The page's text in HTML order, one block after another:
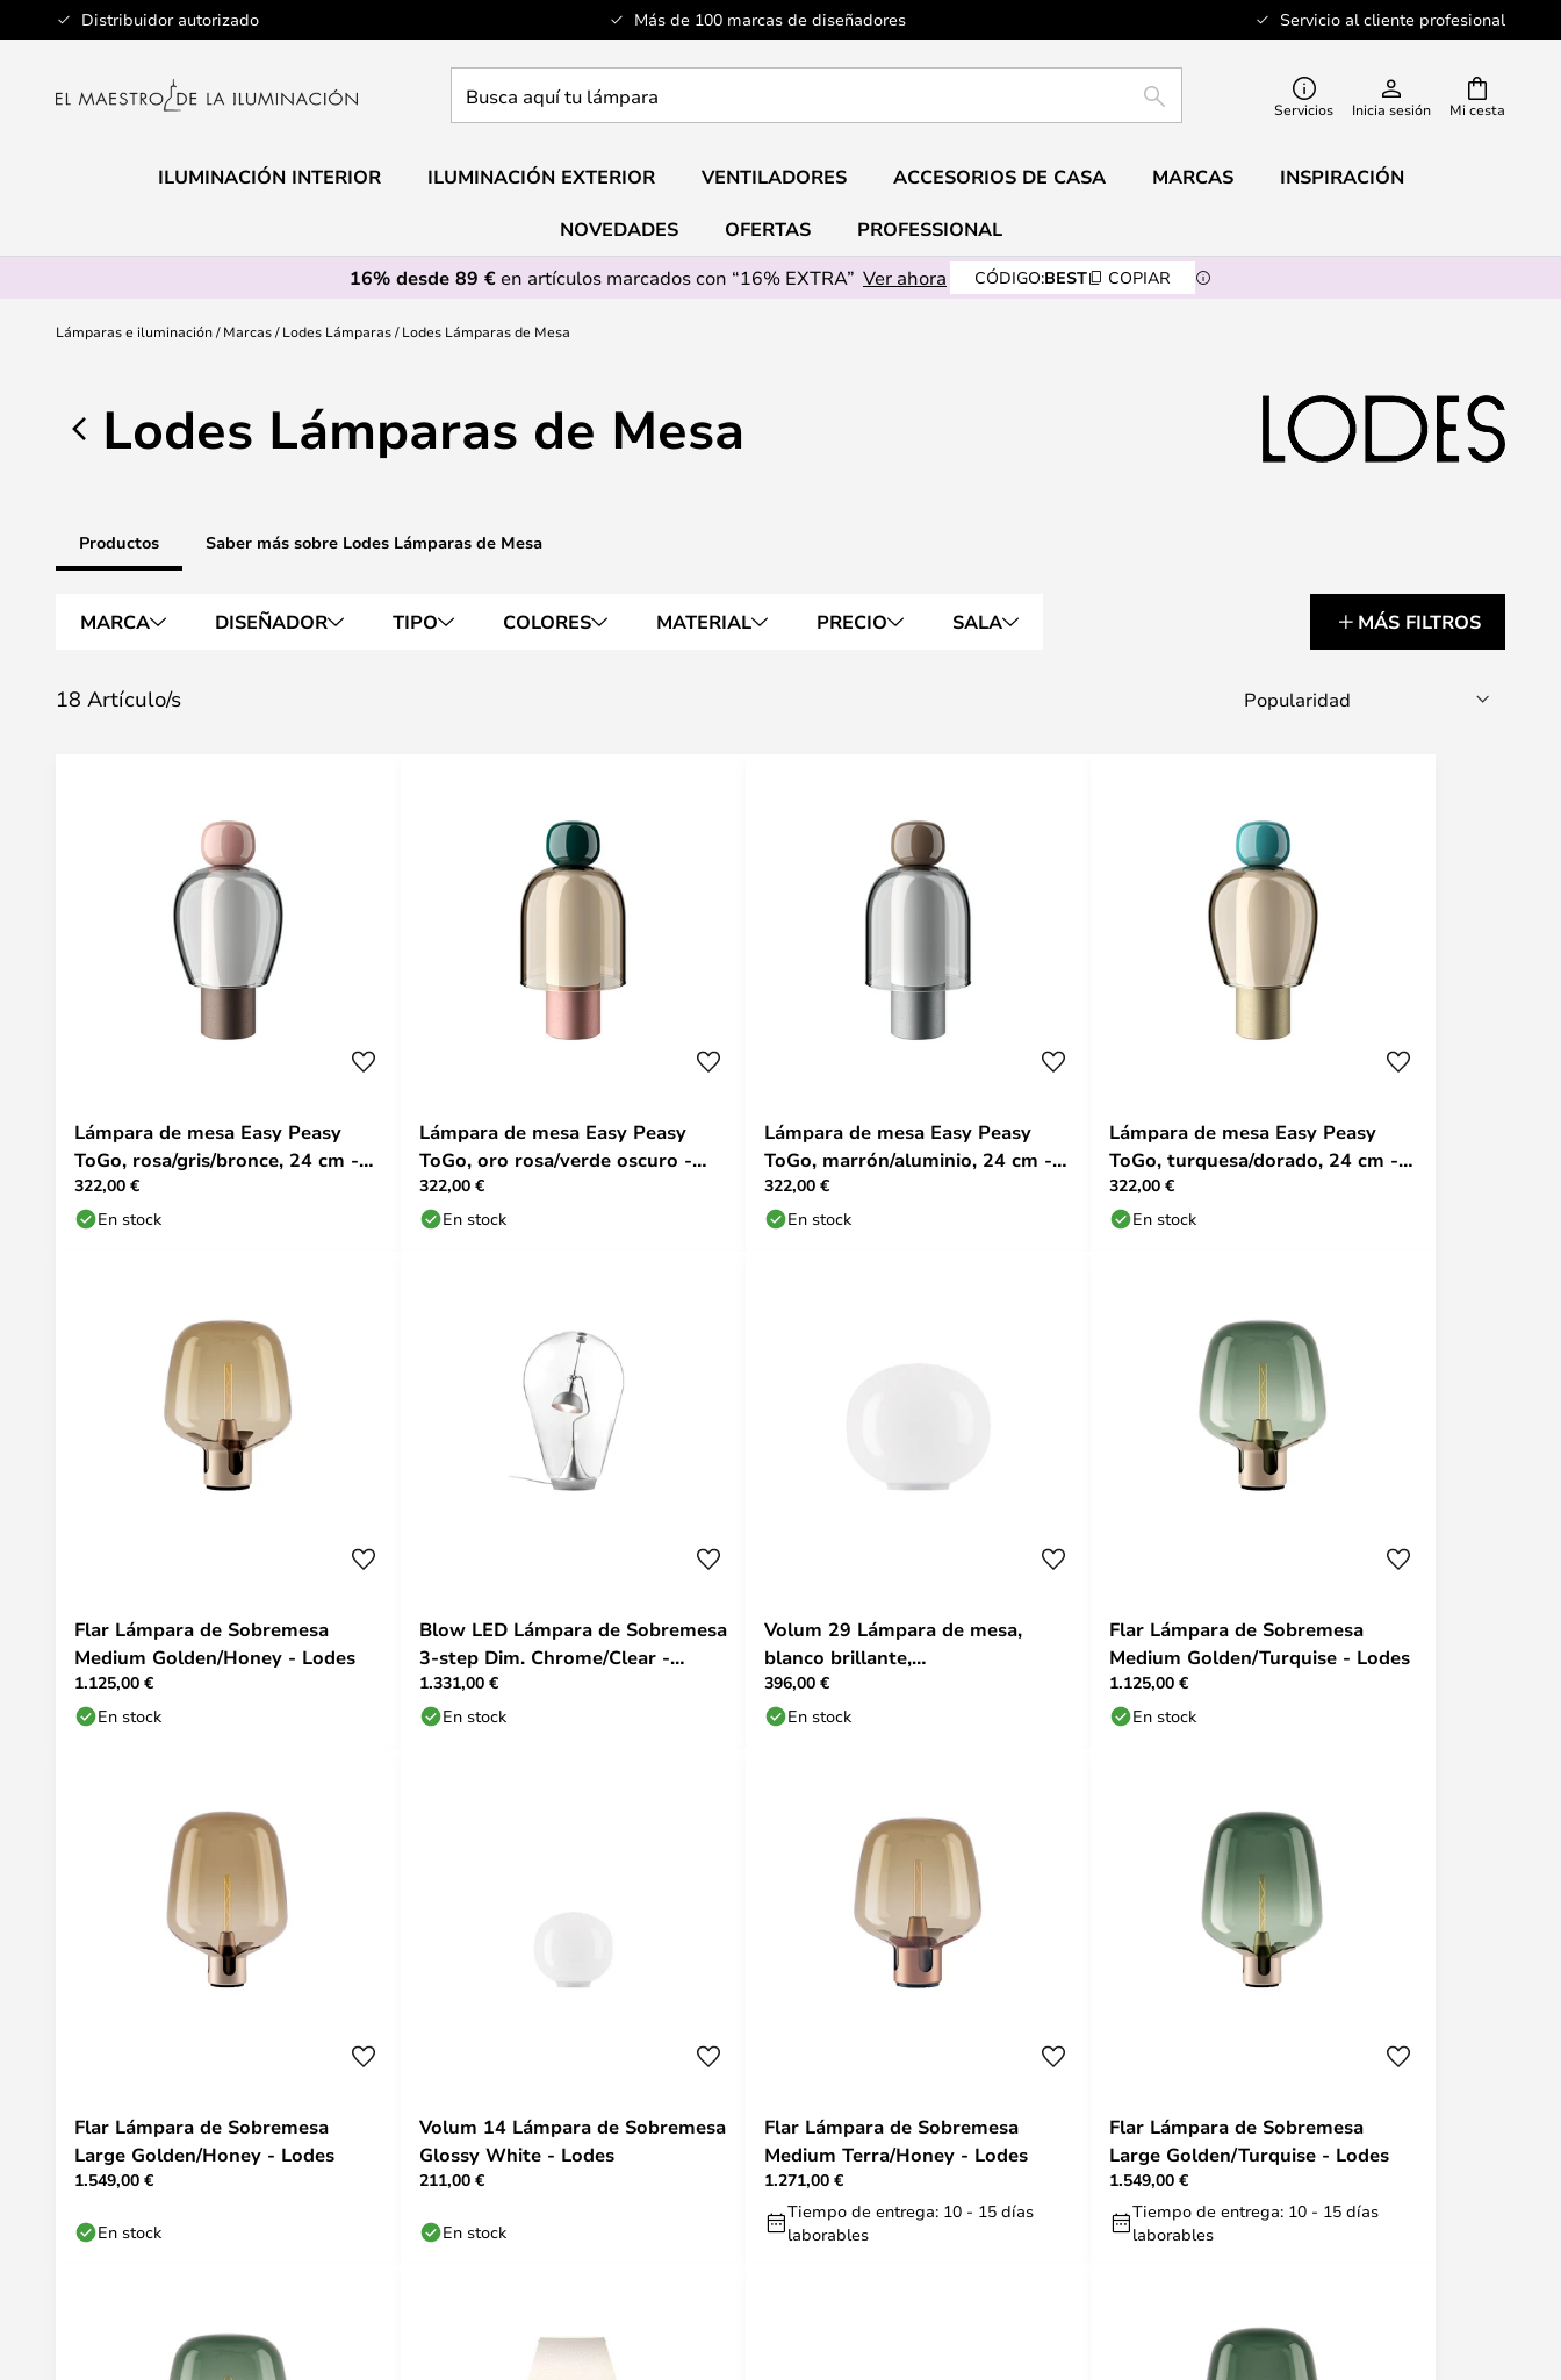
Distribuidor autorizado Más de 100 marcas de diseñadores Servicio al cliente profesional
Ir
al
Mi cesta
aquí
lámpara
BUSCAR Servicios Inicia sesión
ILUMINACIÓN INTERIOR ILUMINACIÓN EXTERIOR VENTILADORES ACCESORIOS DE CASA MARCAS INSPIRACIÓN
NOVEDADES OFERTAS
PROFESSIONAL
16% desde 89 €en artículos marcados con “16% EXTRA” Ver ahora CÓDIGO:BEST COPIAR
Lámparas e iluminación Marcas Lodes Lámparas Lodes Lámparas de Mesa
Lodes Lámparas de Mesa
Productos Saber más sobre Lodes Lámparas de Mesa
MARCA DISEÑADOR TIPO COLORES MATERIAL PRECIO SALA MÁS FILTROS
18 Artículo/s
Lámpara de mesa Easy Peasy
ToGo, rosa/gris/bronce, 24 cm -
Lodes
322,00 €
En stock
Lámpara de mesa Easy Peasy
ToGo, oro rosa/verde oscuro -
Lodes
322,00 €
En stock
Lámpara de mesa Easy Peasy
ToGo, marrón/aluminio, 24 cm -
Lodes
322,00 €
En stock
Lámpara de mesa Easy Peasy
ToGo, turquesa/dorado, 24 cm -
Lodes
322,00 €
En stock
Flar Lámpara de Sobremesa
Medium Golden/Honey - Lodes
1.125,00 €
En stock
Blow LED Lámpara de Sobremesa
3-step Dim. Chrome/Clear -
Lodes
1.331,00 €
En stock
Volum 29 Lámpara de mesa,
blanco brillante,
encendido/apagado - Lodes
396,00 €
En stock
Flar Lámpara de Sobremesa
Medium Golden/Turquise - Lodes
1.125,00 €
En stock
Flar Lámpara de Sobremesa
Large Golden/Honey - Lodes
1.549,00 €
En stock
Volum 14 Lámpara de Sobremesa
Glossy White - Lodes
211,00 €
En stock
Flar Lámpara de Sobremesa
Medium Terra/Honey - Lodes
1.271,00 €
Tiempo de entrega: 10 - 15 días
laborables
Flar Lámpara de Sobremesa
Large Golden/Turquise - Lodes
1.549,00 €
Tiempo de entrega: 10 - 15 días
laborables